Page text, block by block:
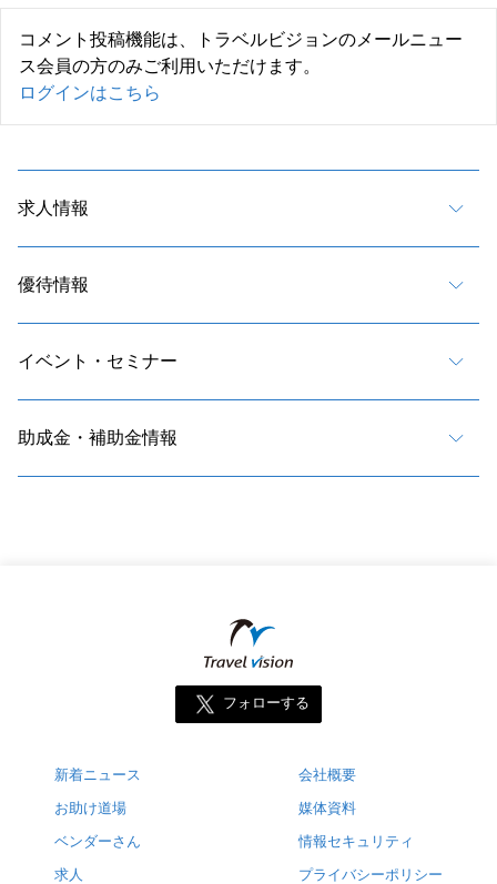
コメント投稿機能は、トラベルビジョンのメールニュー
ス会員の方のみご利用いただけます。
ログインはこちら
求人情報
優待情報
イベント・セミナー
助成金・補助金情報
フォローする
新着ニュース
お助け道場
ベンダーさん
求人
会社概要
媒体資料
情報セキュリティ
プライバシーポリシー